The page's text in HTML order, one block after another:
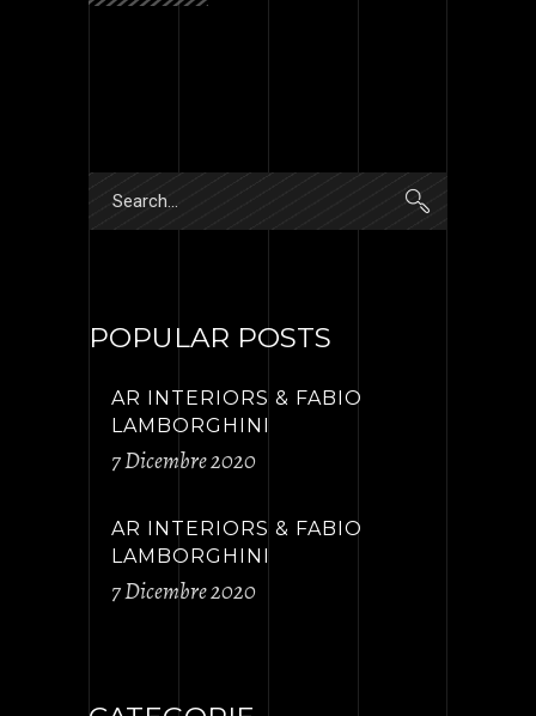
POPULAR POSTS
AR INTERIORS & FABIO
LAMBORGHINI
7 Dicembre 2020
AR INTERIORS & FABIO
LAMBORGHINI
7 Dicembre 2020